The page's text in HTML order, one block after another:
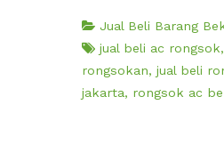
Jual Beli Barang
jual beli ac rongsok,
rongsokan, jual beli
jakarta, rongsok ac